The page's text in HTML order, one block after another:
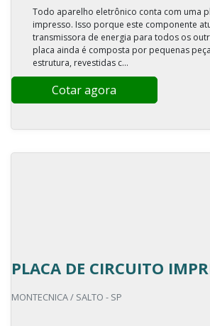
Todo aparelho eletrônico conta com uma
impresso. Isso porque este componente
transmissora de energia para todos os
placa ainda é composta por pequenas
estrutura, revestidas c...
Cotar agora
PLACA DE CIRCUITO
MONTECNICA / SALTO - SP